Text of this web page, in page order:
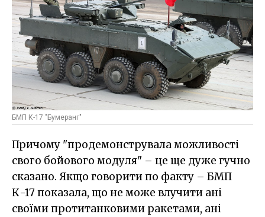
БМП К-17 "Бумеранг"
Причому "продемонструвала можливості
свого бойового модуля" – це ще дуже гучно
сказано. Якщо говорити по факту – БМП
К-17 показала, що не може влучити ані
своїми протитанковими ракетами, ані